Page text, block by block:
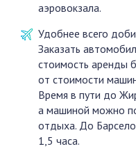
аэровокзала.
Удобнее всего
Заказать
стоимость аренды
от стоимости
Время в пути до
а машиной можно
отдыха. До
1,5 часа.